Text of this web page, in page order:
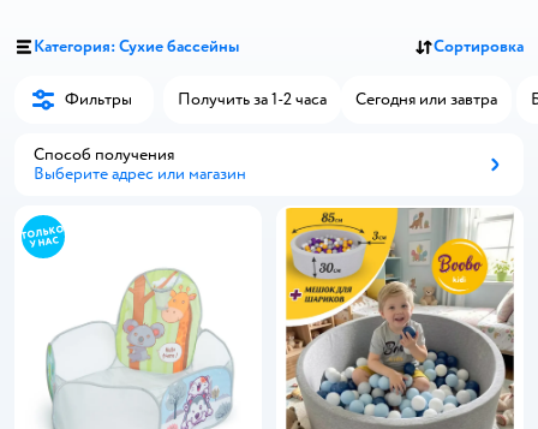
Категория: Сухие бассейны Сортировка
Фильтры Получить за 1-2 часа Сегодня или завтра
Способ получения
Выберите адрес или магазин